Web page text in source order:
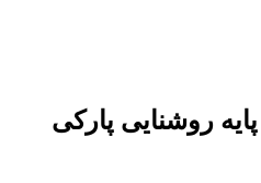
روشنایی پارکی